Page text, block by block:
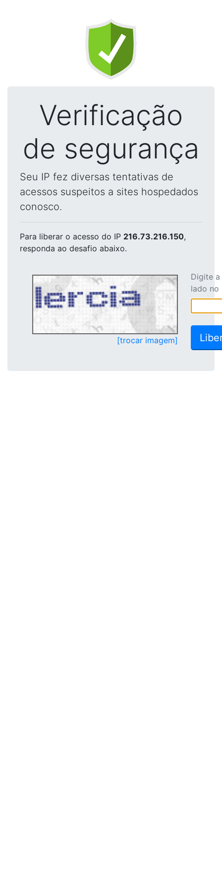
Verificação
de segurança
Seu IP fez diversas tentativas de
acessos suspeitos a sites hospedados
conosco.
Para liberar o acesso do IP 216.73.216.150,
responda ao desafio abaixo.
[trocar imagem]
Digite
lado no